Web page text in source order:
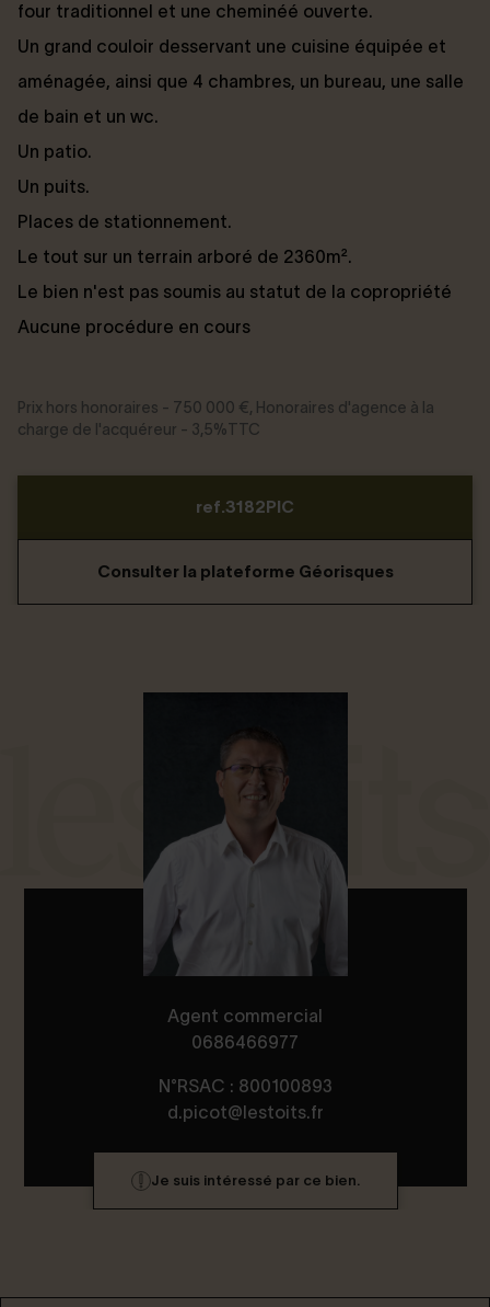
four traditionnel et une cheminéé ouverte.
Un grand couloir desservant une cuisine équipée et
aménagée, ainsi que 4 chambres, un bureau, une salle
de bain et un wc.
Un patio.
Un puits.
Places de stationnement.
Le tout sur un terrain arboré de 2360m².
Le bien n'est pas soumis au statut de la copropriété
Aucune procédure en cours
Prix hors honoraires - 750 000 €, Honoraires d'agence à la
charge de l'acquéreur - 3,5%TTC
ref.3182PIC
Consulter la plateforme Géorisques
Agent commercial
0686466977
N°RSAC : 800100893
d.picot@lestoits.fr
Je suis intéressé par ce bien.